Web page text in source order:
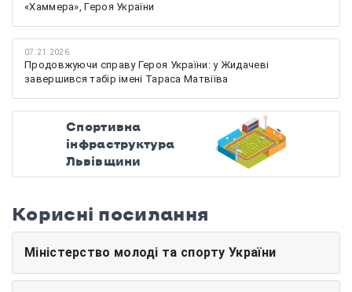
«Хаммера», Героя України
07.21.2026
Продовжуючи справу Героя України: у Жидачеві
завершився табір імені Тараса Матвіїва
Спортивна
інфраструктура
Львівщини
Корисні посилання
Міністерство молоді та спорту України